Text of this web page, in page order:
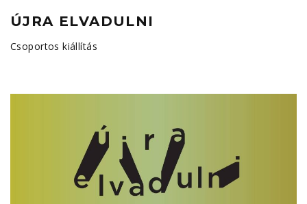
ÚJRA ELVADULNI
Csoportos kiállítás